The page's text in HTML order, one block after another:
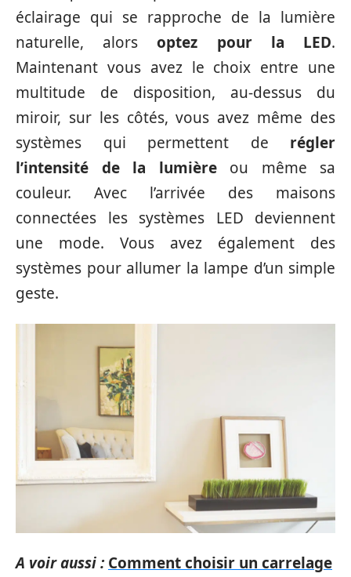
éclairage qui se rapproche de la lumière
naturelle, alorsoptez pour la LED.
Maintenant vous avez le choix entre une
multitude de disposition, au-dessus du
miroir, sur les côtés, vous avez même des
systèmes qui permettent de régler
l’intensité de la lumièreou même sa
couleur. Avec l’arrivée des maisons
connectées les systèmes LED deviennent
une mode. Vous avez également des
systèmes pour allumer la lampe d’un simple
geste.
A voir aussi : Comment choisir un carrelage